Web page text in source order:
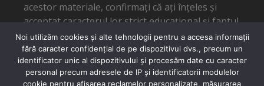
acestor materiale, confirmați că ați înțeles și
acceptat caracterul lor strict educațional și faptul
că autorul nu poate fi tras la răspundere pentru
eventuale pierderi financiare.
Noi utilizăm cookies și alte tehnologii pentru a accesa informații
fără caracter confidențial de pe dispozitivul dvs., precum un
identificator unic al dispozitivului și procesăm date cu caracter
personal precum adresele de IP și identificatorii modulelor
cookie pentru afișarea reclamelor personalizate, măsurarea